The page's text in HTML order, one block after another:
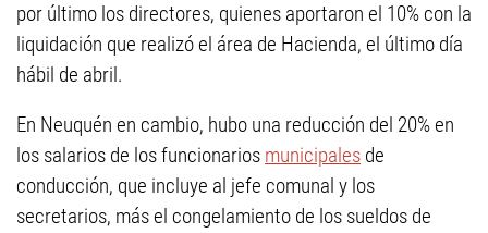
por último los directores, quienes aportaron el 10% con la
liquidación que realizó el área de Hacienda, el último día
hábil de abril.
En Neuquén en cambio, hubo una reducción del 20% en
los salarios de los funcionarios municipales de
conducción, que incluye al jefe comunal y los
secretarios, más el congelamiento de los sueldos de